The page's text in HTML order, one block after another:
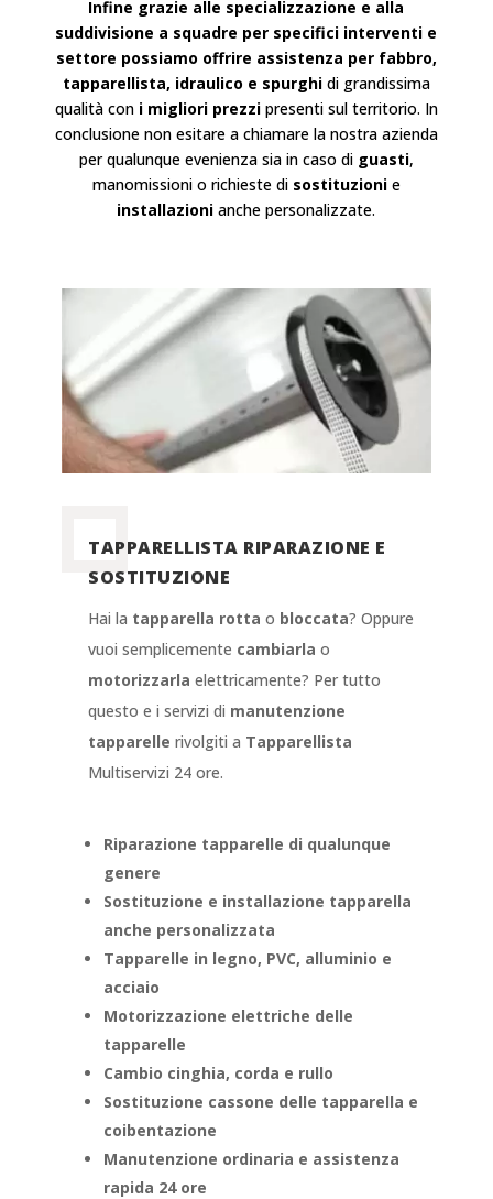
Infine grazie alle specializzazione e alla
suddivisione a squadre per specifici interventi e
settore possiamo offrire assistenza per fabbro,
tapparellista, idraulico e spurghidi grandissima
qualità coni migliori prezzipresenti sul territorio. In
conclusione non esitare a chiamare la nostra azienda
per qualunque evenienza sia in caso di guasti,
manomissioni o richieste di sostituzionie
installazioni anche personalizzate.
TAPPARELLISTA RIPARAZIONE E
SOSTITUZIONE
Hai la tapparella rotta o bloccata? Oppure
vuoi semplicemente cambiarla o
motorizzarla elettricamente? Per tutto
questo e i servizi di manutenzione
tapparelle rivolgiti a Tapparellista
Multiservizi 24 ore.
Riparazione tapparelle di qualunque
genere
Sostituzione e installazione tapparella
anche personalizzata
Tapparelle in legno, PVC, alluminio e
acciaio
Motorizzazione elettriche delle
tapparelle
Cambio cinghia, corda e rullo
Sostituzione cassone delle tapparella e
coibentazione
Manutenzione ordinaria e assistenza
rapida 24 ore